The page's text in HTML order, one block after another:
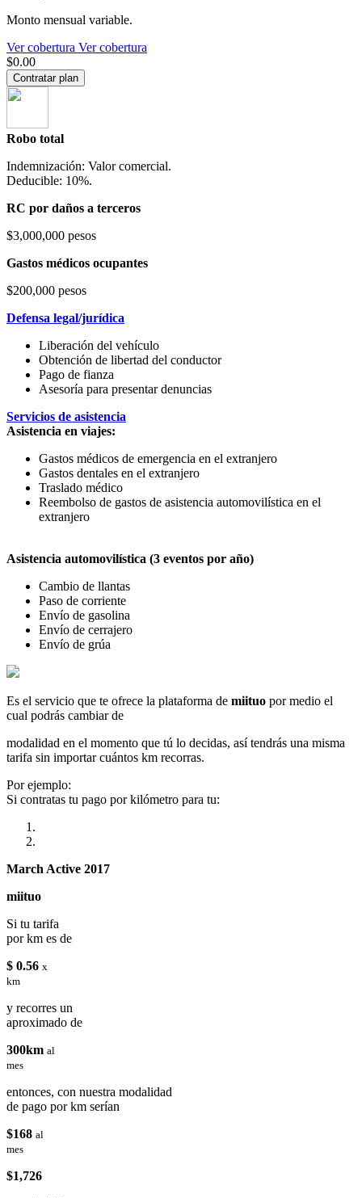
Monto mensual variable.
Ver cobertura Ver cobertura
$0.00
Contratar plan
Robo total
Indemnización: Valor comercial.
Deducible: 10%.
RC por daños a terceros
$3,000,000 pesos
Gastos médicos ocupantes
$200,000 pesos
Defensa legal/jurídica
Liberación del vehículo
Obtención de libertad del conductor
Pago de fianza
Asesoría para presentar denuncias
Servicios de asistencia
Asistencia en viajes:
Gastos médicos de emergencia en el extranjero
Gastos dentales en el extranjero
Traslado médico
Reembolso de gastos de asistencia automovilística en el
extranjero
Asistencia automovilística (3 eventos por año)
Cambio de llantas
Paso de corriente
Envío de gasolina
Envío de cerrajero
Envío de grúa
Es el servicio que te ofrece la plataforma de miituo por medio el
cual podrás cambiar de
modalidad en el momento que tú lo decidas, así tendrás una misma
tarifa sin importar cuántos km recorras.
Por ejemplo:
Si contratas tu pago por kilómetro para tu:
March Active 2017
miituo
Si tu tarifa
por km es de
$ 0.56 x
km
y recorres un
aproximado de
300km al
mes
entonces, con nuestra modalidad
de pago por km serían
$168 al
mes
$1,726